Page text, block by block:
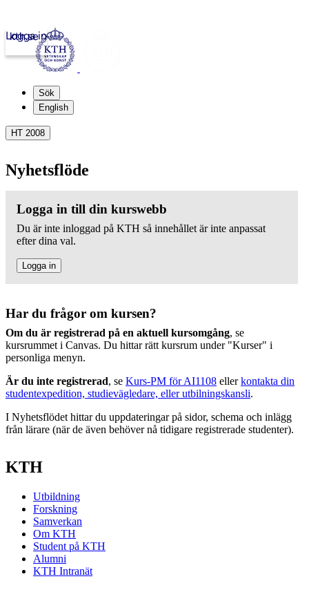
kth.se
Logga in
Sök
English
HT 2008
Nyhetsflöde
Logga in till din kurswebb
Du är inte inloggad på KTH så innehållet är inte anpassat
efter dina val.
Logga in
Har du frågor om kursen?
Om du är registrerad på en aktuell kursomgång, se
kursrummet i Canvas. Du hittar rätt kursrum under "Kurser" i
personliga menyn.
Är du inte registrerad, se Kurs-PM för AI1108 ellerkontakta din
studentexpedition, studievägledare, eller utbilningskansli.
I Nyhetsflödet hittar du uppdateringar på sidor, schema och inlägg
från lärare (när de även behöver nå tidigare registrerade studenter).
KTH
Utbildning
Forskning
Samverkan
Om KTH
Student på KTH
Alumni
KTH Intranät